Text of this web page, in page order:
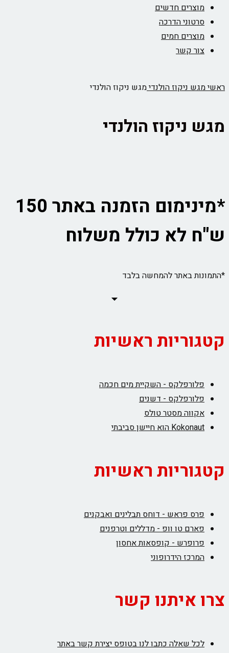
מוצרים חדשים
סרטוני הדרכה
מוצרים חמים
צור קשר
ראשימגש ניקוז הולנדימגש ניקוז הולנדי
מגש ניקוז הולנדי
*מינימום הזמנה באתר 150
ש"ח לא כולל משלוח
*התמונות באתר להמחשה בלבד
קטגוריות ראשיות
פלורפלקס - השקיית מים חכמה
פלורפלקס - דשנים
אקווה מסטר טולס
Kokonaut הוא חיישן סביבתי
קטגוריות ראשיות
פרס פראש - דוחס תבלינים ואבקנים
פארם טו וופ - מדללים וטרפנים
פרופרש - קופסאות אחסון
המרכז הידרופוני
צרו איתנו קשר
לכל שאלה כתבו לנו בטופס יצירת קשר באתר